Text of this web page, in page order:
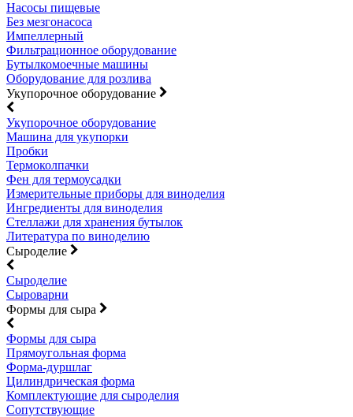
Насосы пищевые
Без мезгонасоса
Импеллерный
Фильтрационное оборудование
Бутылкомоечные машины
Оборудование для розлива
Укупорочное оборудование
Укупорочное оборудование
Машина для укупорки
Пробки
Термоколпачки
Фен для термоусадки
Измерительные приборы для виноделия
Ингредиенты для виноделия
Стеллажи для хранения бутылок
Литература по виноделию
Сыроделие
Сыроделие
Сыроварни
Формы для сыра
Формы для сыра
Прямоугольная форма
Форма-дуршлаг
Цилиндрическая форма
Комплектующие для сыроделия
Сопутствующие